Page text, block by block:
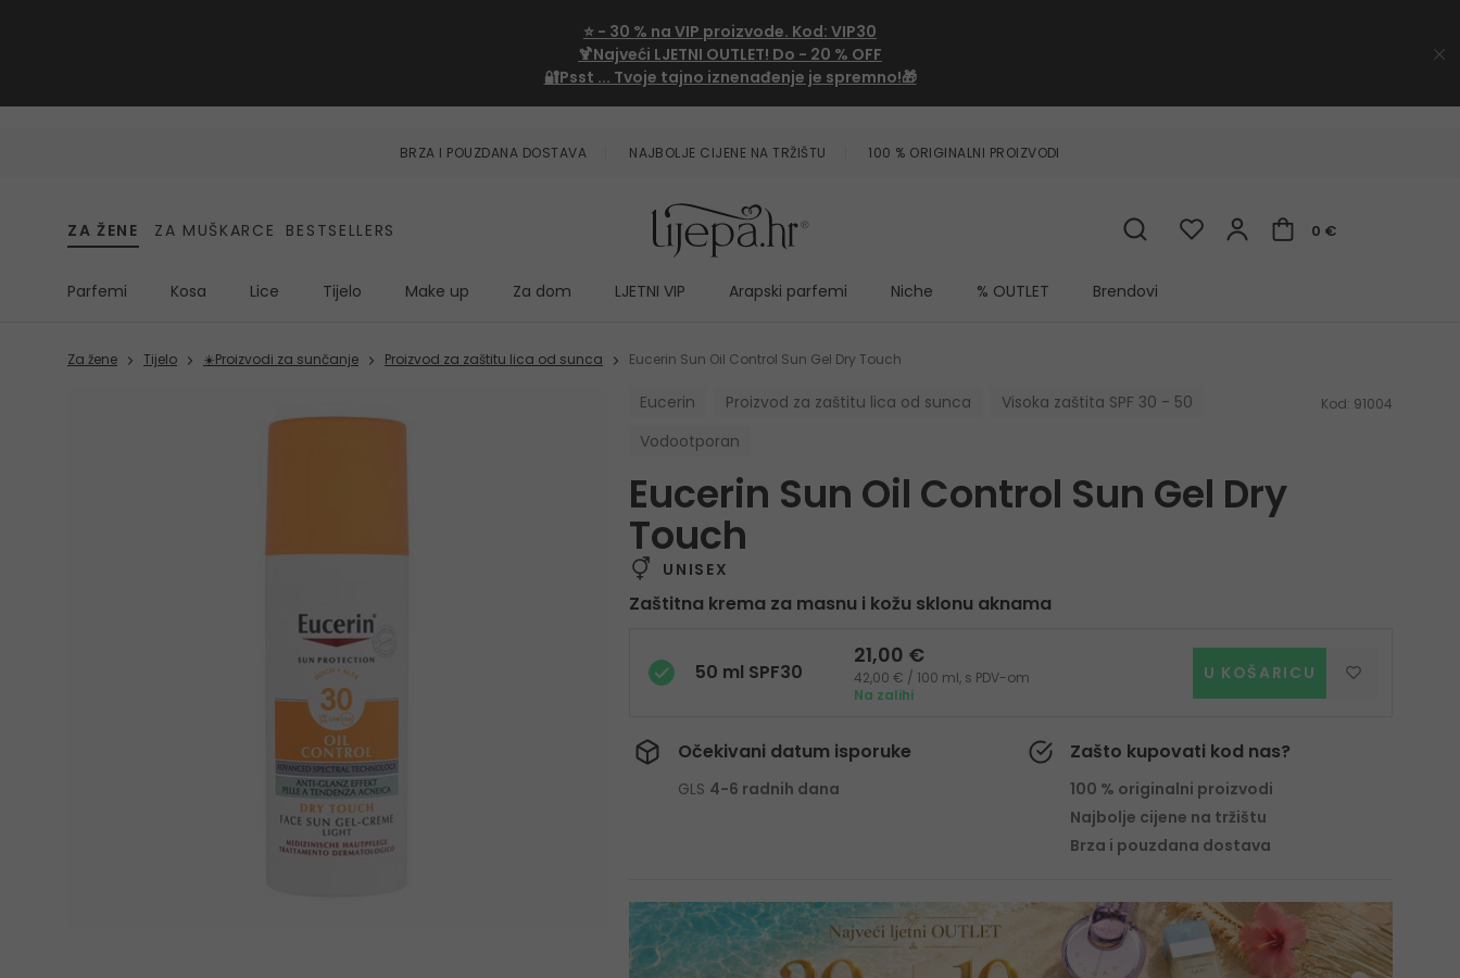
⭐ - 30 % na VIP proizvode. Kod: VIP30
🍹Najveći LJETNI OUTLET! Do - 20 % OFF
🔐Psst ... Tvoje tajno iznenađenje je spremno!🎁
BRZA I POUZDANA DOSTAVA NAJBOLJE CIJENE NA TRŽIŠTU 100 % ORIGINALNI PROIZVODI
ZA ŽENE ZA MUŠKARCE BESTSELLERS 0 €
Parfemi Kosa Lice Tijelo Make up Za dom LJETNI VIP Arapski parfemi Niche % OUTLET Brendovi
Za žene Tijelo ☀️Proizvodi za sunčanje Proizvod za zaštitu lica od sunca Eucerin Sun Oil Control Sun Gel Dry Touch
Eucerin Proizvod za zaštitu lica od sunca
Visoka zaštita SPF 30 - 50
Vodootporan
Kod: 91004
Eucerin Sun Oil Control Sun Gel Dry
Touch
UNISEX
Zaštitna krema za masnu i kožu sklonu aknama
50 ml SPF30
21,00 €
42,00 € / 100 ml, s PDV-om
Na zalihi
U KOŠARICU
Očekivani datum isporuke
GLS 4-6 radnih dana
Zašto kupovati kod nas?
100 % originalni proizvodi
Najbolje cijene na tržištu
Brza i pouzdana dostava